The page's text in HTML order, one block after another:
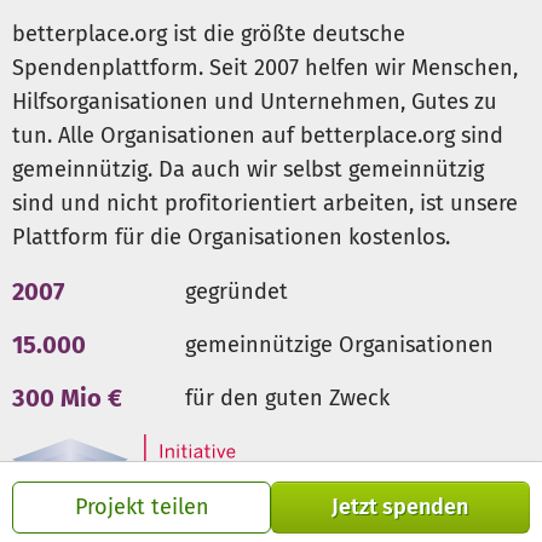
Projekt teilen Jetzt spenden
durchzuführen. Auf diese Weise können die jungen
Patienten mit einem geschwächten Immunsystem
bestmöglich geschützt werden.
Schnelle Hilfe, die ankommt! Helfen Sie mit!
betterplace.org ist die größte deutsche
Spendenplattform. Seit 2007 helfen wir Menschen,
Hilfsorganisationen und Unternehmen, Gutes zu
tun. Alle Organisationen auf betterplace.org sind
gemeinnützig. Da auch wir selbst gemeinnützig
sind und nicht profitorientiert arbeiten, ist unsere
Plattform für die Organisationen kostenlos.
2007 gegründet
15.000 gemeinnützige Organisationen
300 Mio € für den guten Zweck